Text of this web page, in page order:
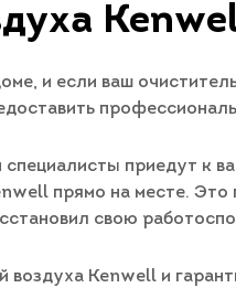
и если ваш
приедут к
прямо на месте. Это
свою
Kenwell и